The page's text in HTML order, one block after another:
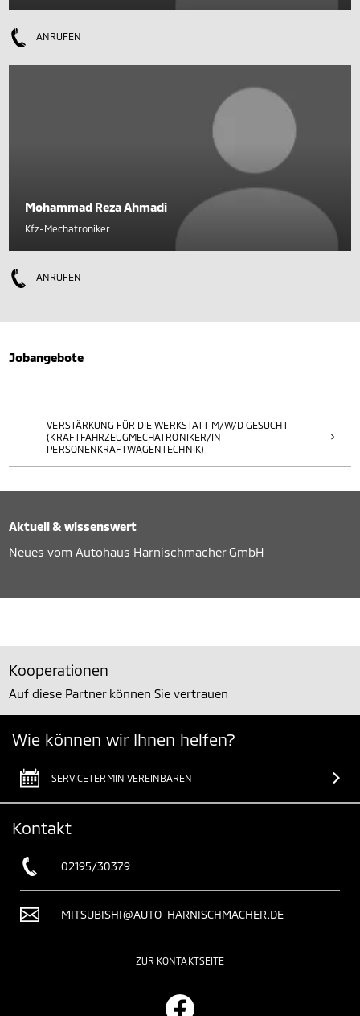
ANRUFEN
Mohammad Reza Ahmadi
Kfz-Mechatroniker
ANRUFEN
Jobangebote
VERSTÄRKUNG FÜR DIE WERKSTATT M/W/D GESUCHT
(KRAFTFAHRZEUGMECHATRONIKER/IN -
PERSONENKRAFTWAGENTECHNIK)
Aktuell & wissenswert
Neues vom Autohaus Harnischmacher GmbH
Kooperationen
Auf diese Partner können Sie vertrauen
Wie können wir Ihnen helfen?
SERVICETERMIN VEREINBAREN
Kontakt
02195/30379
MITSUBISHI@AUTO-HARNISCHMACHER.DE
ZUR KONTAKTSEITE